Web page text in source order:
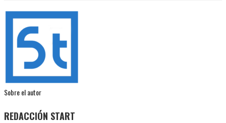
Sobre el autor
REDACCIÓN START